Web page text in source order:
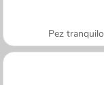
Pez tranquilo